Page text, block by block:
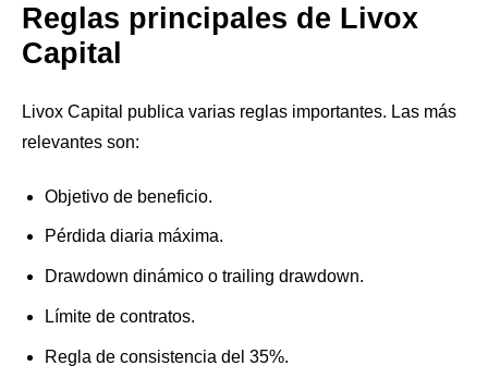
Reglas principales de Livox
Capital
Livox Capital publica varias reglas importantes. Las más
relevantes son:
Objetivo de beneficio.
Pérdida diaria máxima.
Drawdown dinámico o trailing drawdown.
Límite de contratos.
Regla de consistencia del 35%.